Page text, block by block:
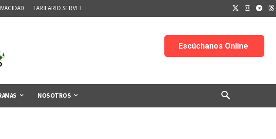
TARIFARIO SERVEL
NOSOTROS